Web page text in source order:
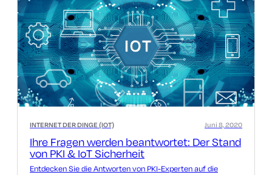
INTERNET DER DINGE (IOT)
Ihre Fragen werden beantwortet: Der Stand
von PKI & IoT Sicherheit
Juni 8, 2020
Entdecken Sie die Antworten von PKI-Experten auf die